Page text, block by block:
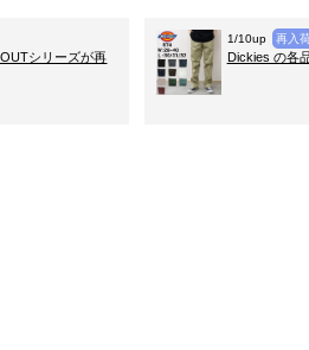
シリーズが再
1/10up 再入
Dickies の各